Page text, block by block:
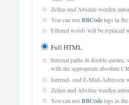
Zeilen und Absätze werden
You can useBBCodetags in
Filtered words will be replaced
Full HTML
Internal paths in double quotes,
with the appropriate absolute
Internet- und E-Mail-Adressen
Zeilen und Absätze werden
You can useBBCodetags in